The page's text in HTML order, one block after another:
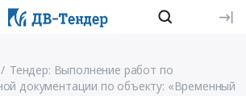
Тендер: Выполнение работ по
документации по объекту: «Временный